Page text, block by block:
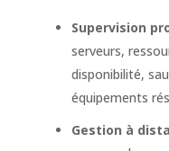
Supervision
serveurs,
disponibilité,
équipements
Gestion à